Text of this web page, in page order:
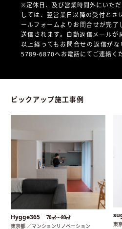
※定休日、及び営業時間外にいた
しては、翌営業日以降の受付とさ
ールフォームよりお問合せが完
送信されます。自動返信メールが
以上経ってもお問合せの返信が
5789-6870へお電話にてご連絡くだ
ピックアップ施工事例
Hygge365 70㎡〜80㎡
東京都 ／マンションリノベーション 東